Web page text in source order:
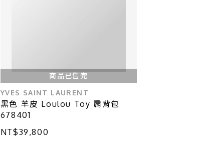
商品已售完
YVES SAINT LAURENT
黑色 羊皮 Loulou Toy 肩背包
678401
NT$39,800